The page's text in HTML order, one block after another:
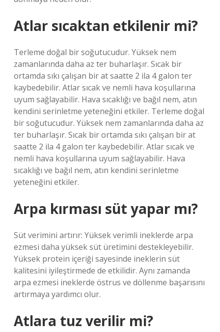
Atlar sıcaktan etkilenir mi?
Terleme doğal bir soğutucudur. Yüksek nem
zamanlarında daha az ter buharlaşır. Sıcak bir
ortamda sıkı çalışan bir at saatte 2 ila 4 galon ter
kaybedebilir. Atlar sıcak ve nemli hava koşullarına
uyum sağlayabilir. Hava sıcaklığı ve bağıl nem, atın
kendini serinletme yeteneğini etkiler. Terleme doğal
bir soğutucudur. Yüksek nem zamanlarında daha az
ter buharlaşır. Sıcak bir ortamda sıkı çalışan bir at
saatte 2 ila 4 galon ter kaybedebilir. Atlar sıcak ve
nemli hava koşullarına uyum sağlayabilir. Hava
sıcaklığı ve bağıl nem, atın kendini serinletme
yeteneğini etkiler.
Arpa kırması süt yapar mı?
Süt verimini artırır: Yüksek verimli ineklerde arpa
ezmesi daha yüksek süt üretimini destekleyebilir.
Yüksek protein içeriği sayesinde ineklerin süt
kalitesini iyileştirmede de etkilidir. Aynı zamanda
arpa ezmesi ineklerde östrus ve döllenme başarısını
artırmaya yardımcı olur.
Atlara tuz verilir mi?